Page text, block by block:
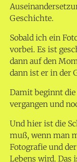
Geschichte.
Sobald ich ein
vorbei. Es ist
dann auf den
dann ist er in der
Damit beginnt
vergangen und
Und hier ist die
muß, wenn man
Fotografie und
Lebens wird. Das